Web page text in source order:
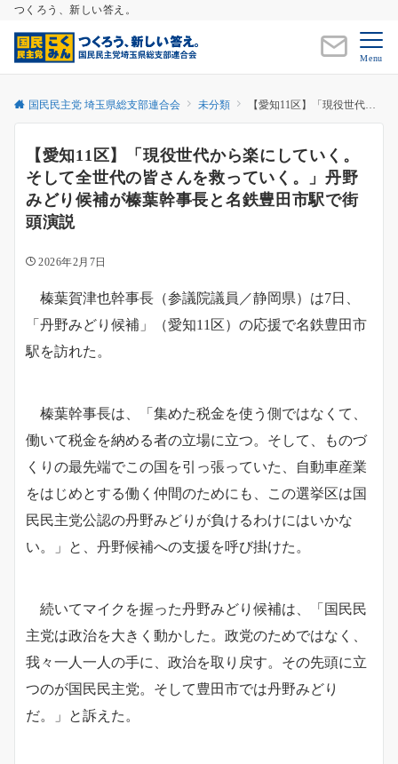
つくろう、新しい答え。
Menu
国民民主党 埼玉県総支部連合会 未分類 【愛知11区】「現役世代から楽にしていく。そして全世代の皆さんを救っていく。」丹野みどり候補が榛葉幹事長と名鉄豊田市駅で街頭演説
【愛知11区】「現役世代から楽にしていく。
そして全世代の皆さんを救っていく。」丹野
みどり候補が榛葉幹事長と名鉄豊田市駅で街
頭演説
2026年2月7日
榛葉賀津也幹事長（参議院議員／静岡県）は7日、
「丹野みどり候補」（愛知11区）の応援で名鉄豊田市
駅を訪れた。
榛葉幹事長は、「集めた税金を使う側ではなくて、
働いて税金を納める者の立場に立つ。そして、ものづ
くりの最先端でこの国を引っ張っていた、自動車産業
をはじめとする働く仲間のためにも、この選挙区は国
民民主党公認の丹野みどりが負けるわけにはいかな
い。」と、丹野候補への支援を呼び掛けた。
続いてマイクを握った丹野みどり候補は、「国民民
主党は政治を大きく動かした。政党のためではなく、
我々一人一人の手に、政治を取り戻す。その先頭に立
つのが国民民主党。そして豊田市では丹野みどり
だ。」と訴えた。